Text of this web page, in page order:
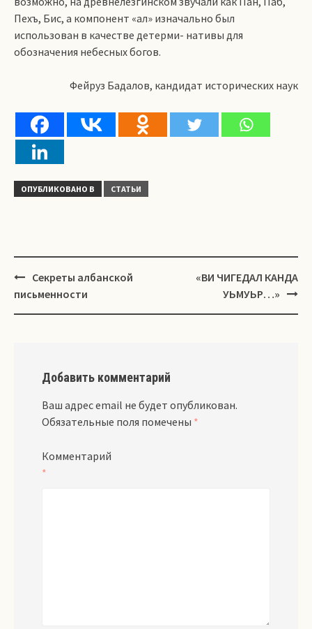
Пехъ, Бис, а компонент «ал» изначально был
использован в качестве детерми- нативы для
обозначения небесных богов.
Фейруз Бадалов, кандидат исторических наук
ОПУБЛИКОВАНО В СТАТЬИ
Навигация
Секреты албанской
письменности
«ВИ ЧИГЕДАЛ КАНДА
УЬМУЬР…»
Добавить комментарий
Ваш адрес email не будет опубликован.
Обязательные поля помечены *
Комментарий
*